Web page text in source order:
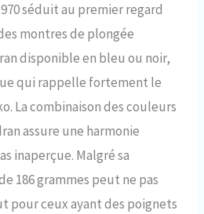
entièrement automatique,
fréquence 21600 fois par heure
(3Hz), deuxième arrêt,
mouvement à remontage
automatique bidirectionnel à
remontage automatique de 24
rubis, 41 heures de stockage
d'énergie. 【Résistant à L'eau à
200 Mètres】: Notre montre est
étanche jusqu'à 200m, adaptée
à la natation et à la plongée, et
la montre est également
résistante à une petite quantité
séduit au premier regard
montres de plongée
disponible en bleu ou noir,
qui rappelle fortement le
La combinaison des couleurs
assure une harmonie
inaperçue. Malgré sa
186 grammes peut ne pas
pour ceux ayant des poignets